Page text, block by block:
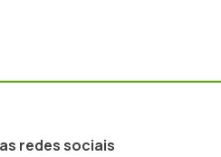
redes sociais